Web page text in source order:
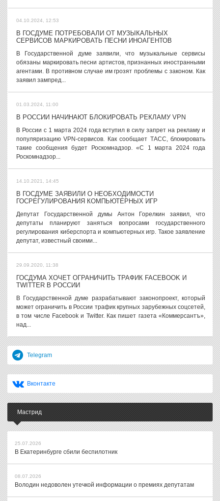
04.10.2024, 12:53
В ГОСДУМЕ ПОТРЕБОВАЛИ ОТ МУЗЫКАЛЬНЫХ
СЕРВИСОВ МАРКИРОВАТЬ ПЕСНИ ИНОАГЕНТОВ
В Государственной думе заявили, что музыкальные сервисы
обязаны маркировать песни артистов, признанных иностранными
агентами. В противном случае им грозят проблемы с законом. Как
заявил зампред...
01.03.2024, 11:00
В РОССИИ НАЧИНАЮТ БЛОКИРОВАТЬ РЕКЛАМУ VPN
В России с 1 марта 2024 года вступил в силу запрет на рекламу и
популяризацию VPN-сервисов. Как сообщает ТАСС, блокировать
такие сообщения будет Роскомнадзор. «С 1 марта 2024 года
Роскомнадзор...
14.10.2021, 14:45
В ГОСДУМЕ ЗАЯВИЛИ О НЕОБХОДИМОСТИ
ГОСРЕГУЛИРОВАНИЯ КОМПЬЮТЕРНЫХ ИГР
Депутат Государственной думы Антон Горелкин заявил, что
депутаты планируют заняться вопросами государственного
регулирования киберспорта и компьютерных игр. Такое заявление
депутат, известный своими...
29.09.2020, 11:38
ГОСДУМА ХОЧЕТ ОГРАНИЧИТЬ ТРАФИК FACEBOOK И
TWITTER В РОССИИ
В Государственной думе разрабатывают законопроект, который
может ограничить в России трафик крупных зарубежных соцсетей,
в том числе Facebook и Twitter. Как пишет газета «Коммерсантъ»,
над...
Telegram
Вконтакте
Мастрид
25.07.2026
В Екатеринбурге сбили беспилотник
08.07.2026
Володин недоволен утечкой информации о премиях депутатам